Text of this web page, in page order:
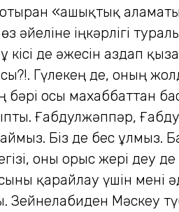
«ғашықтық
іңкәрлігі
де әжесін аздап
Гүлекең де, оның
осы махаббаттан
Ғабдулжәппәр,
Біз де бес
оны орыс жері деу
қарайлау үшін мені
Мәскеу